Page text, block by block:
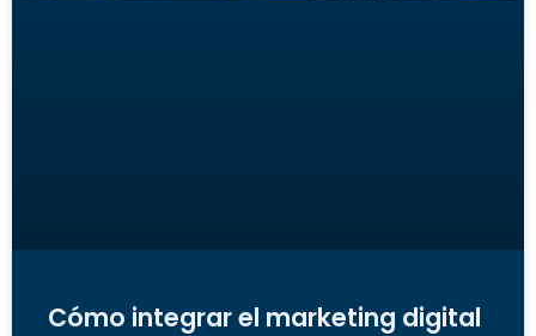
Cómo integrar el marketing digital